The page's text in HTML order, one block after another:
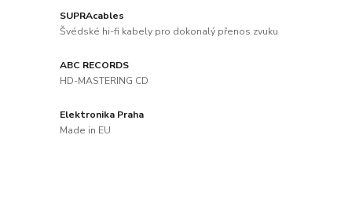
SUPRAcables
Švédské hi-fi kabely pro dokonalý přenos zvuku
ABC RECORDS
HD-MASTERING CD
Elektronika Praha
Made in EU